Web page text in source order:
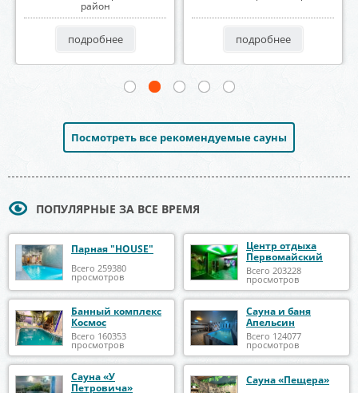
подробнее подробнее
Посмотреть все рекомендуемые сауны
ПОПУЛЯРНЫЕ ЗА ВСЕ ВРЕМЯ
Парная "HOUSE"
Всего 259380
просмотров
Центр отдыха
Первомайский
Всего 203228
просмотров
Банный комплекс
Космос
Всего 160353
просмотров
Сауна и баня
Апельсин
Всего 124077
просмотров
Сауна «У
Петровича»
Сауна «Пещера»